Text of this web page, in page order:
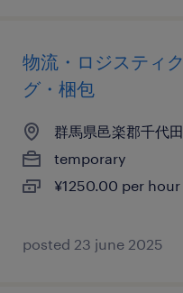
物流・ロジスティ
グ・梱包
群馬県邑楽郡千代
temporary
¥1250.00 per hour
posted 23 june 2025